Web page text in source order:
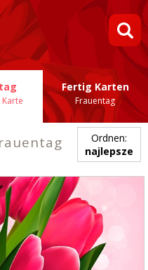
Fertig Karten
Frauentag
Ordnen:
najlepsze